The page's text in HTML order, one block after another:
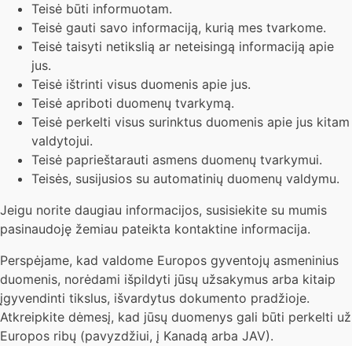
Teisė būti informuotam.
Teisė gauti savo informaciją, kurią mes tvarkome.
Teisė taisyti netikslią ar neteisingą informaciją apie
jus.
Teisė ištrinti visus duomenis apie jus.
Teisė apriboti duomenų tvarkymą.
Teisė perkelti visus surinktus duomenis apie jus kitam
valdytojui.
Teisė paprieštarauti asmens duomenų tvarkymui.
Teisės, susijusios su automatinių duomenų valdymu.
Jeigu norite daugiau informacijos, susisiekite su mumis
pasinaudoję žemiau pateikta kontaktine informacija.
Perspėjame, kad valdome Europos gyventojų asmeninius
duomenis, norėdami išpildyti jūsų užsakymus arba kitaip
įgyvendinti tikslus, išvardytus dokumento pradžioje.
Atkreipkite dėmesį, kad jūsų duomenys gali būti perkelti už
Europos ribų (pavyzdžiui, į Kanadą arba JAV).